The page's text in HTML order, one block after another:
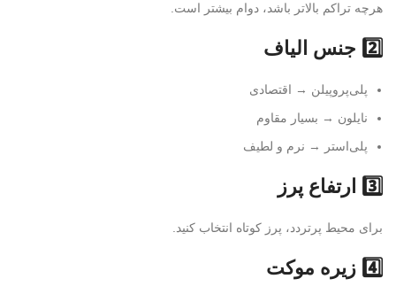
هرچه تراکم بالاتر باشد، دوام بیشتر است.
2️⃣ جنس الیاف
پلی‌پروپیلن → اقتصادی
نایلون → بسیار مقاوم
پلی‌استر → نرم و لطیف
3️⃣ ارتفاع پرز
برای محیط پرتردد، پرز کوتاه انتخاب کنید.
4️⃣ زیره موکت